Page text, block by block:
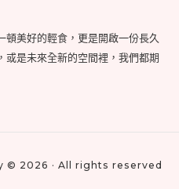
美好的輕食，更是開啟一份長久
或是未來全新的空間裡，我們都期
© 2026 · All rights reserved